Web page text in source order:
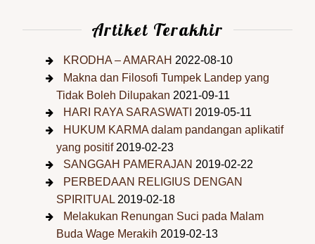
Artiket Terakhir
KRODHA – AMARAH 2022-08-10
Makna dan Filosofi Tumpek Landep yang
Tidak Boleh Dilupakan 2021-09-11
HARI RAYA SARASWATI 2019-05-11
HUKUM KARMA dalam pandangan aplikatif
yang positif 2019-02-23
SANGGAH PAMERAJAN 2019-02-22
PERBEDAAN RELIGIUS DENGAN
SPIRITUAL 2019-02-18
Melakukan Renungan Suci pada Malam
Buda Wage Merakih 2019-02-13